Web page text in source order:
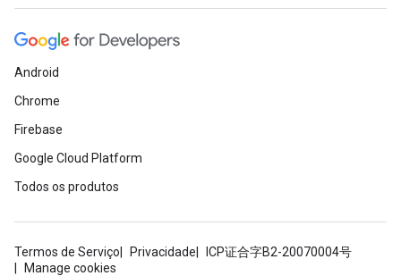
Android
Chrome
Firebase
Google Cloud Platform
Todos os produtos
Termos de Serviço Privacidade
ICP证合字B2-20070004号
Manage cookies